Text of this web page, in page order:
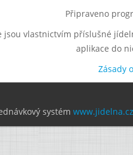
Připraveno
jsou vlastnictvím příslušné
aplikace do
Zásady
systém www.jidelna.cz